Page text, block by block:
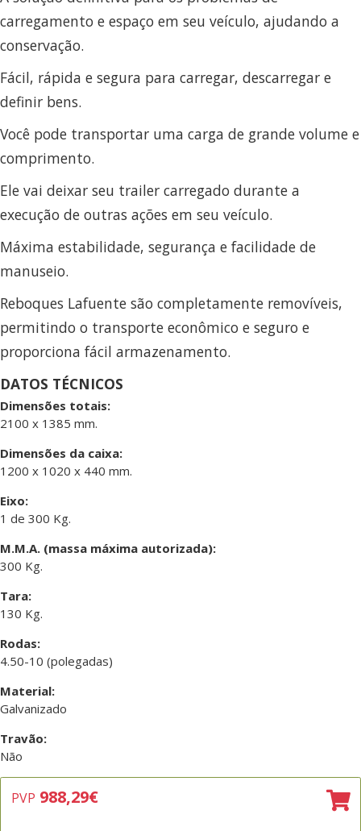
carregamento e espaço em seu veículo, ajudando a
conservação.
Fácil, rápida e segura para carregar, descarregar e
definir bens.
Você pode transportar uma carga de grande volume e
comprimento.
Ele vai deixar seu trailer carregado durante a
execução de outras ações em seu veículo.
Máxima estabilidade, segurança e facilidade de
manuseio.
Reboques Lafuente são completamente removíveis,
permitindo o transporte econômico e seguro e
proporciona fácil armazenamento.
DATOS TÉCNICOS
Dimensões totais:
2100 x 1385 mm.
Dimensões da caixa:
1200 x 1020 x 440 mm.
Eixo:
1 de 300 Kg.
M.M.A. (massa máxima autorizada):
300 Kg.
Tara:
130 Kg.
Rodas:
4.50-10 (polegadas)
Material:
Galvanizado
Travão:
Não
PVP 988,29€